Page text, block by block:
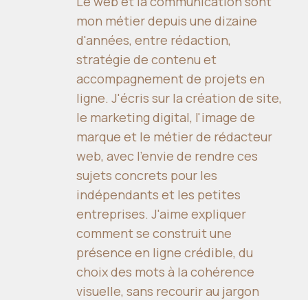
mon métier depuis une dizaine
d'années, entre rédaction,
stratégie de contenu et
accompagnement de projets en
ligne. J'écris sur la création de site,
le marketing digital, l'image de
marque et le métier de rédacteur
web, avec l'envie de rendre ces
sujets concrets pour les
indépendants et les petites
entreprises. J'aime expliquer
comment se construit une
présence en ligne crédible, du
choix des mots à la cohérence
visuelle, sans recourir au jargon